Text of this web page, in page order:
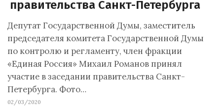
правительства Санкт-Петербурга
Депутат Государственной Думы, заместитель
председателя комитета Государственной Думы
по контролю и регламенту, член фракции
«Единая Россия» Михаил Романов принял
участие в заседании правительства Санкт-
Петербурга. Фото…
02/03/2020